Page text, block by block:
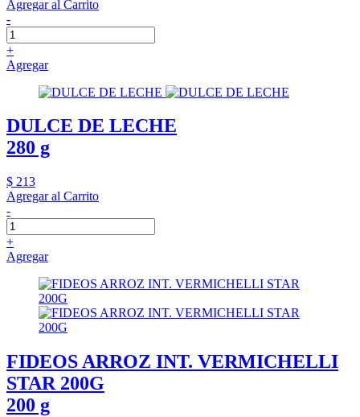
Agregar al Carrito
-
+
Agregar
DULCE DE LECHE
280 g
$ 213
Agregar al Carrito
-
+
Agregar
FIDEOS ARROZ INT. VERMICHELLI
STAR 200G
200 g